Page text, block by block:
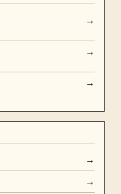
→
→
→
→
→